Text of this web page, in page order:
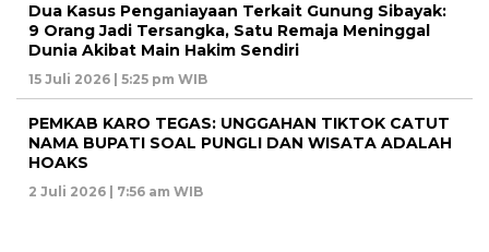
Dua Kasus Penganiayaan Terkait Gunung Sibayak:
9 Orang Jadi Tersangka, Satu Remaja Meninggal
Dunia Akibat Main Hakim Sendiri
15 Juli 2026 | 5:25 pm WIB
PEMKAB KARO TEGAS: UNGGAHAN TIKTOK CATUT
NAMA BUPATI SOAL PUNGLI DAN WISATA ADALAH
HOAKS
2 Juli 2026 | 7:56 am WIB